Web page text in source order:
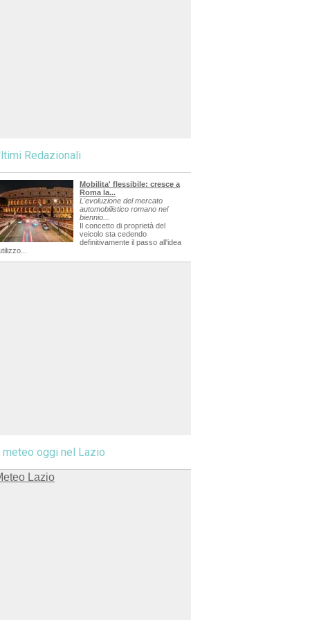
Redazionali
Mobilita' flessibile: cresce a
Roma la...
L'evoluzione del mercato
automobilistico romano nel
biennio...
Il concetto di proprietà del
veicolo sta cedendo
definitivamente il passo all'idea
meteo oggi nel Lazio